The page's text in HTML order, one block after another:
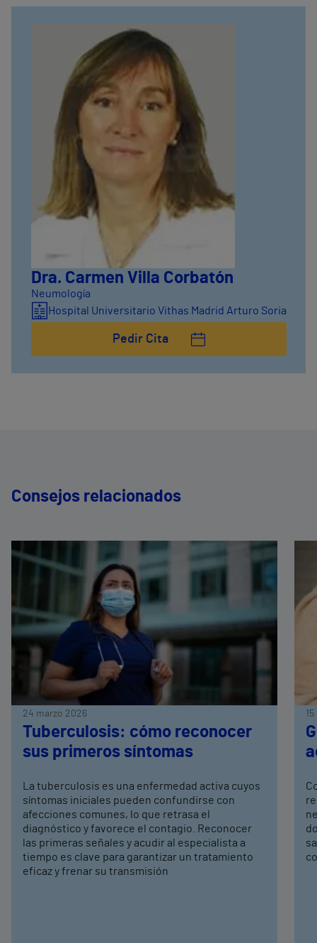
Dra. Carmen Villa Corbatón
Neumología
Hospital Universitario Vithas Madrid Arturo Soria
Pedir Cita
Consejos relacionados
24 marzo 2026
Tuberculosis: cómo reconocer
sus primeros síntomas
La tuberculosis es una enfermedad activa cuyos
síntomas iniciales pueden confundirse con
afecciones comunes, lo que retrasa el
diagnóstico y favorece el contagio. Reconocer
las primeras señales y acudir al especialista a
tiempo es clave para garantizar un tratamiento
eficaz y frenar su transmisión